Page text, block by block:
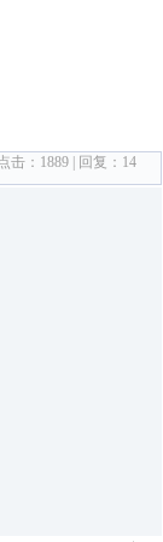
击： 1889 | 回复： 14